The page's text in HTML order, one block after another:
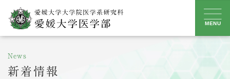
content
MENU
News
新着情報